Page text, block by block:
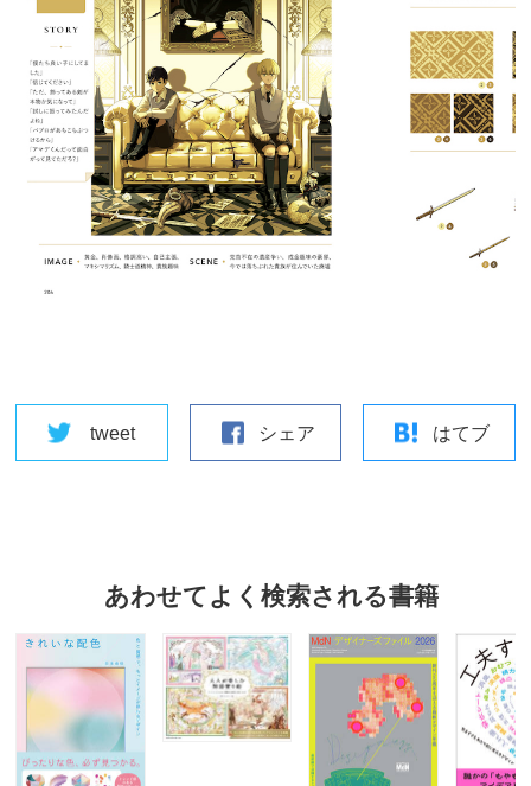
tweet シェア はてブ
あわせてよく検索される書籍